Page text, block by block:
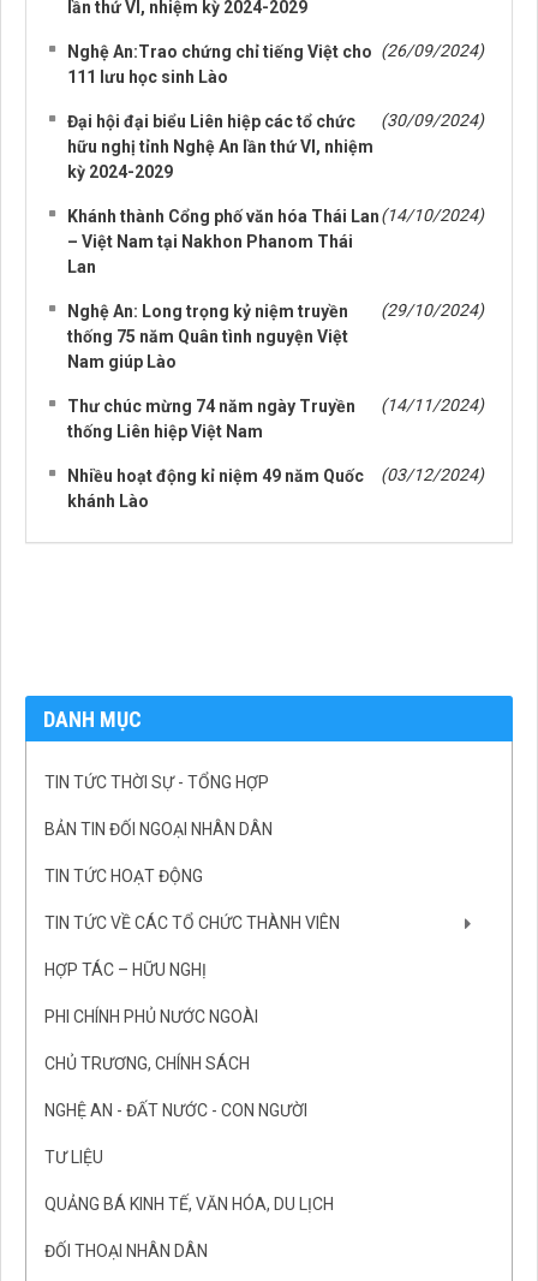
lần thứ VI, nhiệm kỳ 2024-2029
Nghệ An:Trao chứng chỉ tiếng Việt cho
111 lưu học sinh Lào
(26/09/2024)
Đại hội đại biểu Liên hiệp các tổ chức
hữu nghị tỉnh Nghệ An lần thứ VI, nhiệm
kỳ 2024-2029
(30/09/2024)
Khánh thành Cổng phố văn hóa Thái Lan
– Việt Nam tại Nakhon Phanom Thái
Lan
(14/10/2024)
Nghệ An: Long trọng kỷ niệm truyền
thống 75 năm Quân tình nguyện Việt
Nam giúp Lào
(29/10/2024)
Thư chúc mừng 74 năm ngày Truyền
thống Liên hiệp Việt Nam
(14/11/2024)
Nhiều hoạt động kỉ niệm 49 năm Quốc
khánh Lào
(03/12/2024)
DANH MỤC
TIN TỨC THỜI SỰ - TỔNG HỢP
BẢN TIN ĐỐI NGOẠI NHÂN DÂN
TIN TỨC HOẠT ĐỘNG
TIN TỨC VỀ CÁC TỔ CHỨC THÀNH VIÊN
HỢP TÁC – HỮU NGHỊ
PHI CHÍNH PHỦ NƯỚC NGOÀI
CHỦ TRƯƠNG, CHÍNH SÁCH
NGHỆ AN - ĐẤT NƯỚC - CON NGƯỜI
TƯ LIỆU
QUẢNG BÁ KINH TẾ, VĂN HÓA, DU LỊCH
ĐỐI THOẠI NHÂN DÂN